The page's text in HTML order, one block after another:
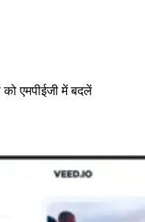
को एमपीईजी में बदलें